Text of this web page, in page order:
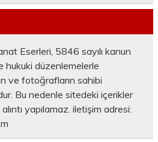
Eserleri, 5846 sayılı kanun
hukuki düzenlemelerle
ve fotoğrafların sahibi
Bu nedenle sitedeki içerikler
yapılamaz. iletişim adresi: